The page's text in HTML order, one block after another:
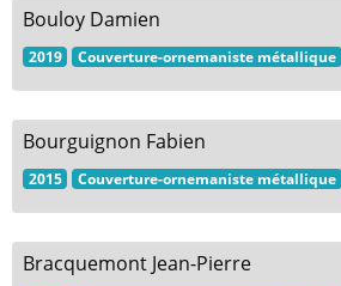
Bouloy Damien
2019 Couverture-ornemaniste métallique
Bourguignon Fabien
2015 Couverture-ornemaniste métallique
Bracquemont Jean-Pierre